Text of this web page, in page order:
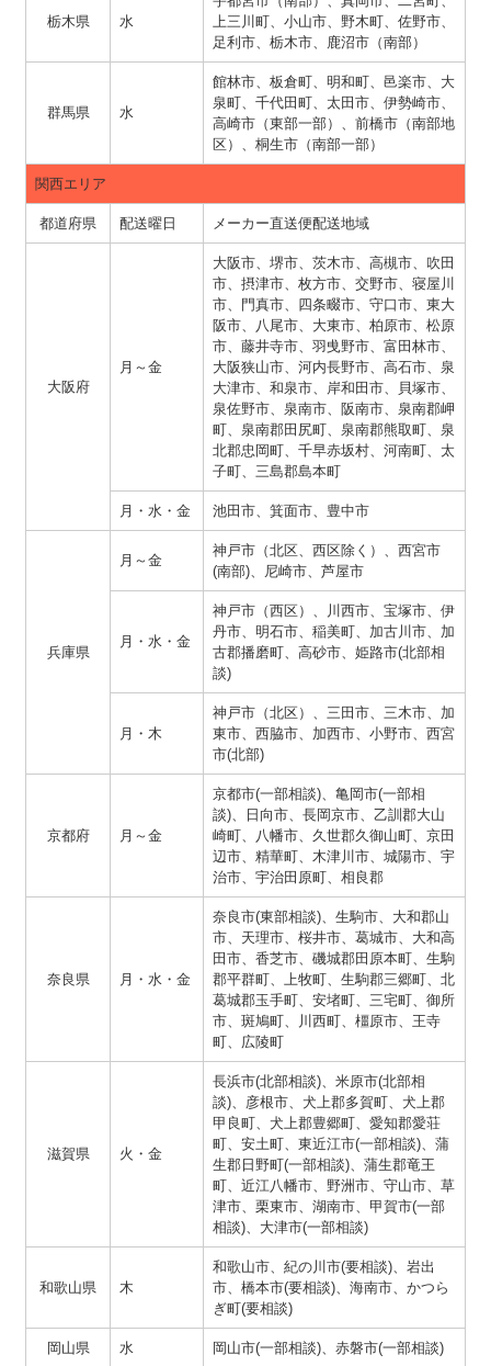
栃木県 水
上三川町、小山市、野木町、佐野市、
足利市、栃木市、鹿沼市（南部）
群馬県 水
館林市、板倉町、明和町、邑楽市、大
泉町、千代田町、太田市、伊勢崎市、
高崎市（東部一部）、前橋市（南部地
区）、桐生市（南部一部）
関西エリア
都道府県 配送曜日 メーカー直送便配送地域
大阪府
月～金
大阪市、堺市、茨木市、高槻市、吹田
市、摂津市、枚方市、交野市、寝屋川
市、門真市、四条畷市、守口市、東大
阪市、八尾市、大東市、柏原市、松原
市、藤井寺市、羽曵野市、富田林市、
大阪狭山市、河内長野市、高石市、泉
大津市、和泉市、岸和田市、貝塚市、
泉佐野市、泉南市、阪南市、泉南郡岬
町、泉南郡田尻町、泉南郡熊取町、泉
北郡忠岡町、千早赤坂村、河南町、太
子町、三島郡島本町
月・水・金 池田市、箕面市、豊中市
兵庫県
月～金
神戸市（北区、西区除く）、西宮市
(南部)、尼崎市、芦屋市
月・水・金
神戸市（西区）、川西市、宝塚市、伊
丹市、明石市、稲美町、加古川市、加
古郡播磨町、高砂市、姫路市(北部相
談)
月・木
神戸市（北区）、三田市、三木市、加
東市、西脇市、加西市、小野市、西宮
市(北部)
京都府 月～金
京都市(一部相談)、亀岡市(一部相
談)、日向市、長岡京市、乙訓郡大山
崎町、八幡市、久世郡久御山町、京田
辺市、精華町、木津川市、城陽市、宇
治市、宇治田原町、相良郡
奈良県 月・水・金
奈良市(東部相談)、生駒市、大和郡山
市、天理市、桜井市、葛城市、大和高
田市、香芝市、磯城郡田原本町、生駒
郡平群町、上牧町、生駒郡三郷町、北
葛城郡玉手町、安堵町、三宅町、御所
市、斑鳩町、川西町、橿原市、王寺
町、広陵町
滋賀県 火・金
長浜市(北部相談)、米原市(北部相
談)、彦根市、犬上郡多賀町、犬上郡
甲良町、犬上郡豊郷町、愛知郡愛荘
町、安土町、東近江市(一部相談)、蒲
生郡日野町(一部相談)、蒲生郡竜王
町、近江八幡市、野洲市、守山市、草
津市、栗東市、湖南市、甲賀市(一部
相談)、大津市(一部相談)
和歌山県 木
和歌山市、紀の川市(要相談)、岩出
市、橋本市(要相談)、海南市、かつら
ぎ町(要相談)
岡山県 水 岡山市(一部相談)、赤磐市(一部相談)